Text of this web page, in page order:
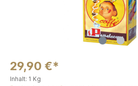
29,90 €*
Inhalt: 1 Kg